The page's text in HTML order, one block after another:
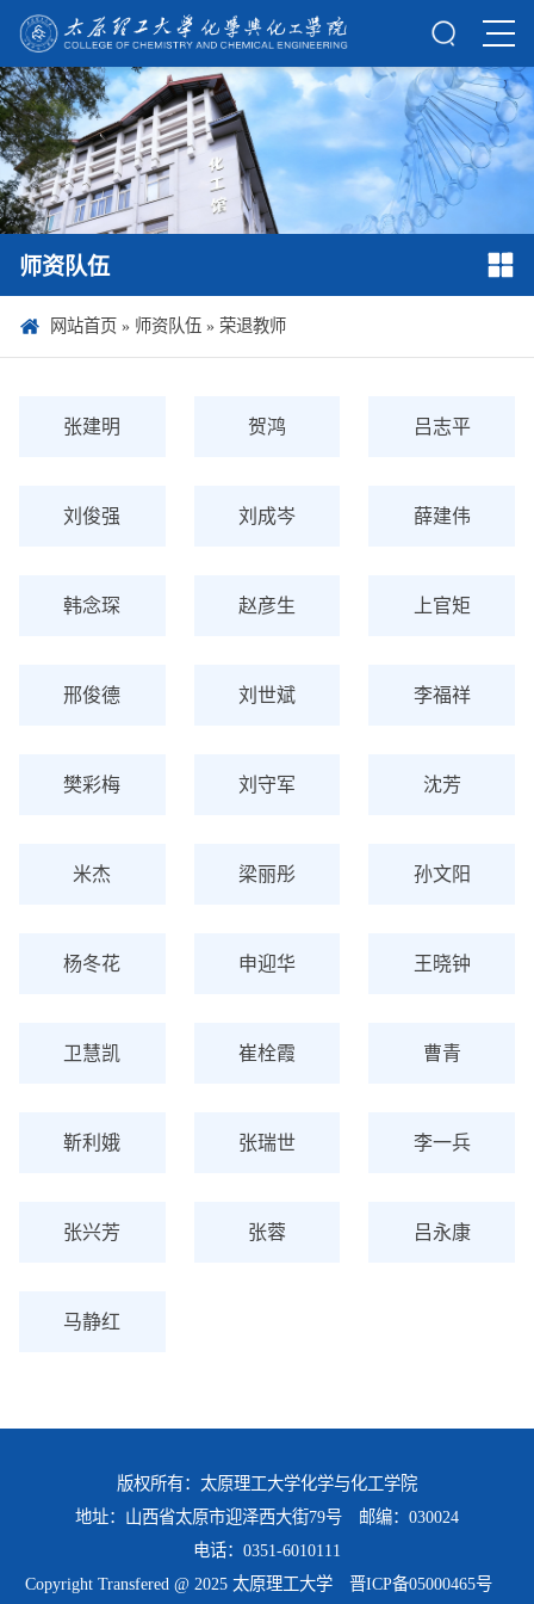
师资队伍
网站首页 » 师资队伍 » 荣退教师
张建明 贺鸿 吕志平
刘俊强 刘成岑 薛建伟
韩念琛 赵彦生 上官矩
邢俊德 刘世斌 李福祥
樊彩梅 刘守军 沈芳
米杰 梁丽彤 孙文阳
杨冬花 申迎华 王晓钟
卫慧凯 崔栓霞 曹青
靳利娥 张瑞世 李一兵
张兴芳 张蓉 吕永康
马静红
版权所有：太原理工大学化学与化工学院
地址：山西省太原市迎泽西大街79号 邮编：030024
电话：0351-6010111
Copyright Transfered @ 2025 太原理工大学 晋ICP备05000465号